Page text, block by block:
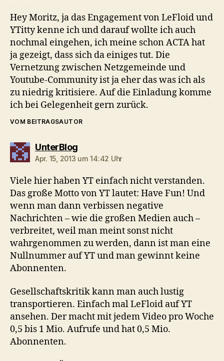
Hey Moritz, ja das Engagement von LeFloid und
YTitty kenne ich und darauf wollte ich auch
nochmal eingehen, ich meine schon ACTA hat
ja gezeigt, dass sich da einiges tut. Die
Vernetzung zwischen Netzgemeinde und
Youtube-Community ist ja eher das was ich als
zu niedrig kritisiere. Auf die Einladung komme
ich bei Gelegenheit gern zurück.
VOM BEITRAGSAUTOR
UnterBlogsagt:
Apr. 15, 2013 um 14:42 Uhr
Viele hier haben YT einfach nicht verstanden.
Das große Motto von YT lautet: Have Fun! Und
wenn man dann verbissen negative
Nachrichten – wie die großen Medien auch –
verbreitet, weil man meint sonst nicht
wahrgenommen zu werden, dann ist man eine
Nullnummer auf YT und man gewinnt keine
Abonnenten.
Gesellschaftskritik kann man auch lustig
transportieren. Einfach mal LeFloid auf YT
ansehen. Der macht mit jedem Video pro Woche
0,5 bis 1 Mio. Aufrufe und hat 0,5 Mio.
Abonnenten.